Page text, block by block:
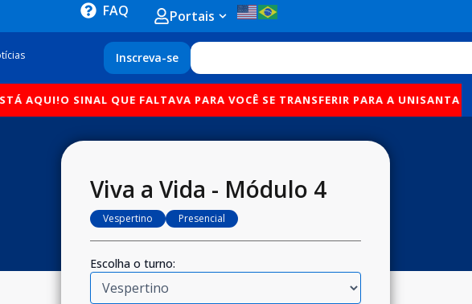
FAQ Portais Open Portais
Inscreva-se
AQUI!O SINAL QUE FALTAVA PARA VOCÊ SE TRANSFERIR PARA A UNISANTA
Viva a Vida - Módulo 4
Vespertino Presencial
Escolha o turno: